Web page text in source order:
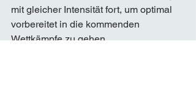
mit gleicher Intensität fort, um optimal
vorbereitet in die kommenden
Wettkämpfe zu gehen.